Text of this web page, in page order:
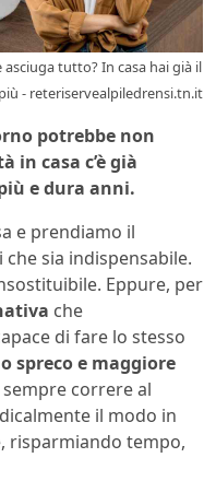
tutto? In casa hai già il
- reteriservealpiledrensi.tn.it
potrebbe non
in casa c’è già
e dura anni.
e prendiamo il
sia indispensabile.
Eppure, per
che
di fare lo stesso
spreco e maggiore
correre al
il modo in
risparmiando tempo,